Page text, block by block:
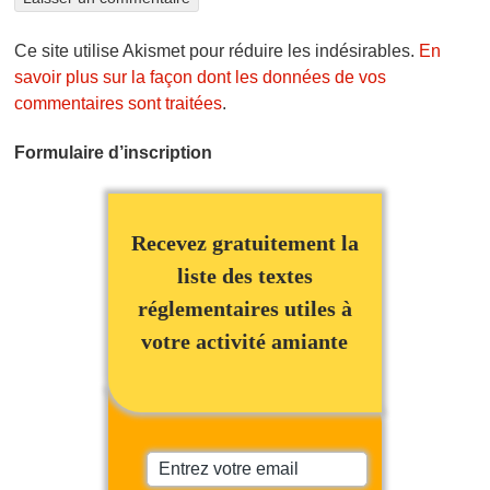
Ce site utilise Akismet pour réduire les indésirables. En
savoir plus sur la façon dont les données de vos
commentaires sont traitées.
Formulaire d’inscription
Recevez gratuitement la
liste des textes
réglementaires utiles à
votre activité amiante